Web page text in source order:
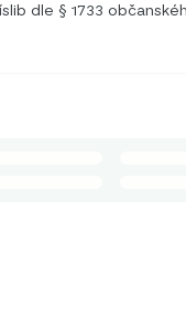
dle § 1733